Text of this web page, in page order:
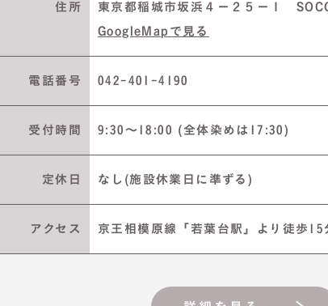
住所
東京都稲城市坂浜４－２５－１
GoogleMapで見る
電話番号 042-401-4190
受付時間 9:30～18:00 (全体染めは17:30)
定休日 なし(施設休業日に準ずる)
アクセス 京王相模原線「若葉台駅」より徒歩15